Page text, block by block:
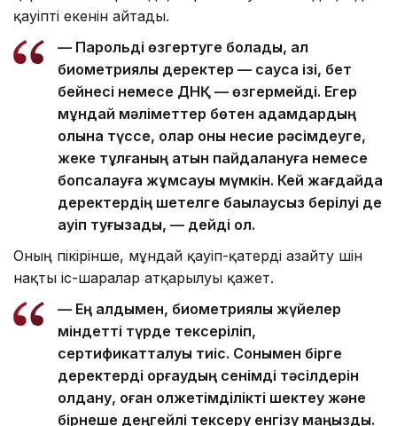
қауіпті екенін айтады.
— Парольді өзгертуге болады, ал
биометриялық деректер — саусақ ізі, бет
бейнесі немесе ДНҚ — өзгермейді. Егер
мұндай мәліметтер бөтен адамдардың
қолына түссе, олар оны несие рәсімдеуге,
жеке тұлғаның атын пайдалануға немесе
бопсалауға жұмсауы мүмкін. Кей жағдайда
деректердің шетелге бақылаусыз берілуі де
қауіп туғызады, — дейді ол.
Оның пікірінше, мұндай қауіп-қатерді азайту үшін
нақты іс-шаралар атқарылуы қажет.
— Ең алдымен, биометриялық жүйелер
міндетті түрде тексеріліп,
сертификатталуы тиіс. Сонымен бірге
деректерді қорғаудың сенімді тәсілдерін
қолдану, оған қолжетімділікті шектеу және
бірнеше деңгейлі тексеру енгізу маңызды.